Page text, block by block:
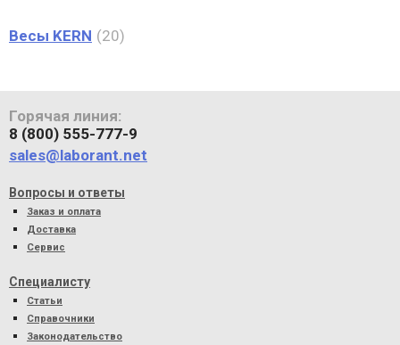
Весы KERN 20
Горячая линия:
8 (800) 555-777-9
sales@laborant.net
Вопросы и ответы
Заказ и оплата
Доставка
Сервис
Специалисту
Статьи
Справочники
Законодательство